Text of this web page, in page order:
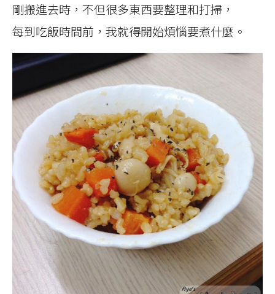
剛搬進去時，不但很多東西要整理和打掃，
每到吃飯時間前，我就得開始煩惱要煮什麼。